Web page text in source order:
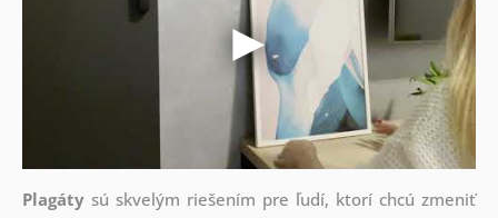
Plagátysú skvelým riešením pre ľudí, ktorí chcú zmeniť